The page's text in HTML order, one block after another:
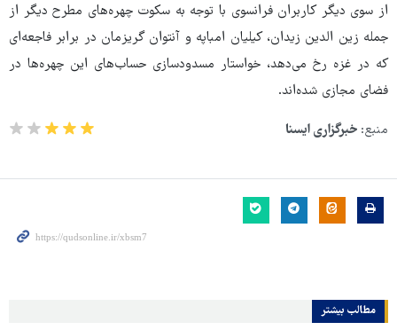
از سوی دیگر کاربران فرانسوی با توجه به سکوت چهره‌های مطرح دیگر از
جمله زین الدین زیدان، کیلیان امباپه و آنتوان گریزمان در برابر فاجعه‌ای
که در غزه رخ می‌دهد، خواستار مسدودسازی حساب‌های این چهره‌ها در
فضای مجازی شده‌اند.
منبع: خبرگزاری ایسنا
مطالب بیشتر